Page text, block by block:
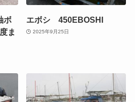
ボ
ま
エボシ 450EBOSHI
2025年9月25日